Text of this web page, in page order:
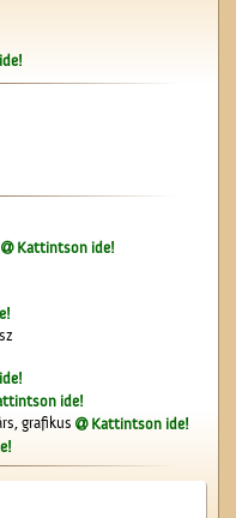
Kattintson ide!
ide!
grafikus
Kattintson ide!